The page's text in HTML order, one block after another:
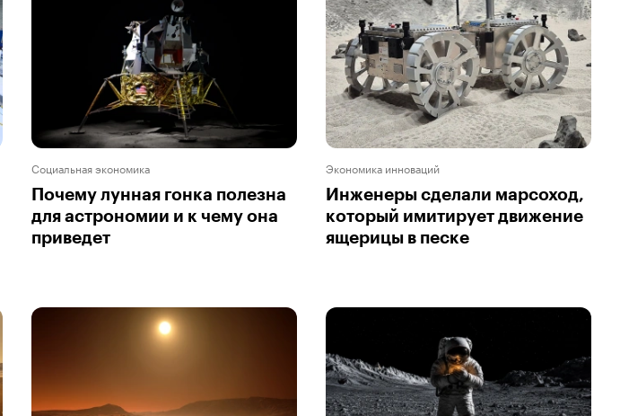
Социальная экономика
Почему лунная гонка полезна
для астрономии и к чему она
приведет
Экономика инноваций
Инженеры сделали марсоход,
который имитирует движение
ящерицы в песке